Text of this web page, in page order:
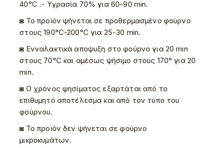
40°C .- Υγρασία 70% για 60-90 min.
◙ Το προϊόν ψήνεται σε προθερμασμένο φούρνο
στους 190°C-200°C για 25-30 min.
◙ Ενναλακτικά αποψυξη στο φούρνο για 20 min
στους 70°C και αμέσως ψήσιμο στους 170° για 20
min.
◙ Ο χρόνος ψησίματος εξαρτάται από το
επιθυμητό αποτέλεσμα και από τον τύπο του
φούρνου.
◙ Το προϊόν δεν ψήνεται σε φούρνο
μικροκυμάτων.